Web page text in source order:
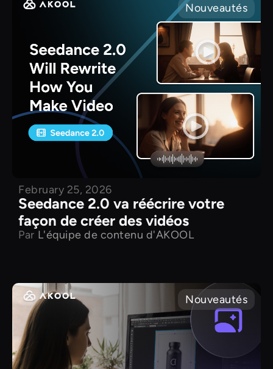
Nouveautés
February 25, 2026
Seedance 2.0 va réécrire votre
façon de créer des vidéos
Par L'équipe de contenu d'AKOOL
Nouveautés